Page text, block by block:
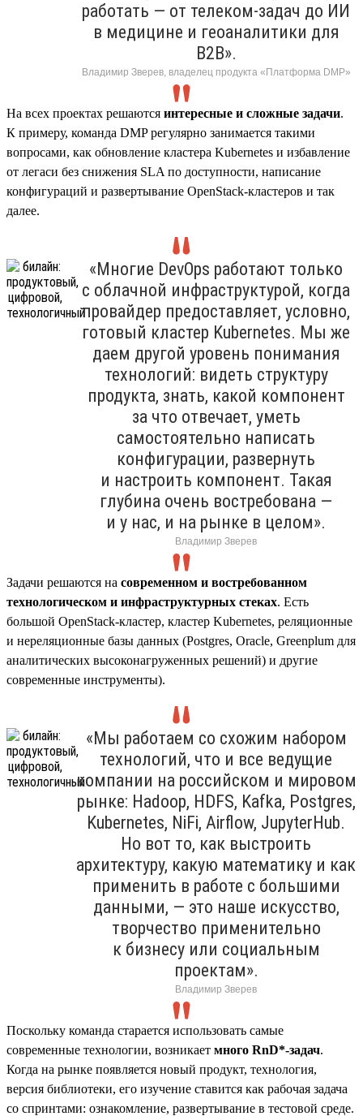
работать — от телеком-задач до ИИ
в медицине и геоаналитики для
B2B».
Владимир Зверев, владелец продукта «Платформа DMP»
На всех проектах решаются интересные и сложные задачи.
К примеру, команда DMP регулярно занимается такими
вопросами, как обновление кластера Kubernetes и избавление
от легаси без снижения SLA по доступности, написание
конфигураций и развертывание OpenStack-кластеров и так
далее.
«Многие DevOps работают только
с облачной инфраструктурой, когда
провайдер предоставляет, условно,
готовый кластер Kubernetes. Мы же
даем другой уровень понимания
технологий: видеть структуру
продукта, знать, какой компонент
за что отвечает, уметь
самостоятельно написать
конфигурации, развернуть
и настроить компонент. Такая
глубина очень востребована —
и у нас, и на рынке в целом».
Владимир Зверев
Задачи решаются на современном и востребованном
технологическом и инфраструктурных стеках. Есть
большой OpenStack-кластер, кластер Kubernetes, реляционные
и нереляционные базы данных (Postgres, Oracle, Greenplum для
аналитических высоконагруженных решений) и другие
современные инструменты).
«Мы работаем со схожим набором
технологий, что и все ведущие
компании на российском и мировом
рынке: Hadoop, HDFS, Kafka, Postgres,
Kubernetes, NiFi, Airflow, JupyterHub.
Но вот то, как выстроить
архитектуру, какую математику и как
применить в работе с большими
данными, — это наше искусство,
творчество применительно
к бизнесу или социальным
проектам».
Владимир Зверев
Поскольку команда старается использовать самые
современные технологии, возникает много RnD*-задач.
Когда на рынке появляется новый продукт, технология,
версия библиотеки, его изучение ставится как рабочая задача
со спринтами: ознакомление, развертывание в тестовой среде.